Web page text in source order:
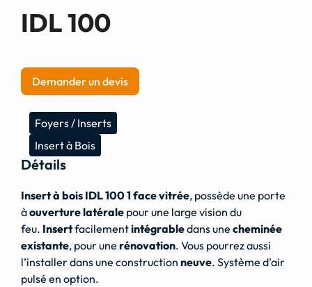
IDL 100
Demander un devis
Foyers / Inserts
Insert à Bois
Détails
Insert à bois IDL 1001 face vitrée, possède une porte
àouverture latéralepour une large vision du
feu. Insertfacilementintégrabledans une cheminée
existante, pour une rénovation. Vous pourrez aussi
l’installer dans une construction neuve. Système d’air
pulsé en option.